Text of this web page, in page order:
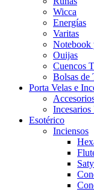
Wicca
Energías
Varitas
Notebook
Ouijas
Cuencos
Bolsas de
Porta Velas e
Esotérico
Inciensos